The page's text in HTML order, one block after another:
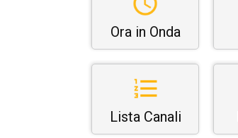
Ora in Onda
Lista Canali